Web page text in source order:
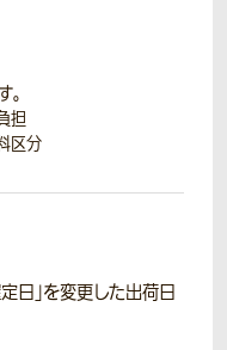
。
担
区分
日」を変更した出荷日